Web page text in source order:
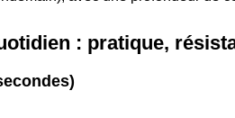
: pratique,